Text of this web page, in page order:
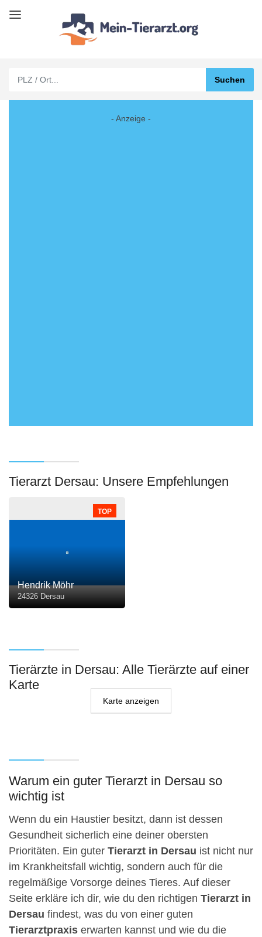
- Anzeige -
Tierarzt Dersau: Unsere Empfehlungen
TOP
Hendrik Möhr
24326 Dersau
Tierärzte in Dersau: Alle Tierärzte auf einer
Karte
Karte anzeigen
Warum ein guter Tierarzt in Dersau so
wichtig ist
Wenn du ein Haustier besitzt, dann ist dessen
Gesundheit sicherlich eine deiner obersten
Prioritäten. Ein guter Tierarzt in Dersau ist nicht nur
im Krankheitsfall wichtig, sondern auch für die
regelmäßige Vorsorge deines Tieres. Auf dieser
Seite erkläre ich dir, wie du den richtigen Tierarzt in
Dersau findest, was du von einer guten
Tierarztpraxis erwarten kannst und wie du die